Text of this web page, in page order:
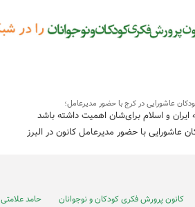
عاشورایی در کرج با حضور مدیرعامل؛
ایران و اسلام برای‌شان اهمیت داشته باشد
عاشورایی با حضور مدیرعامل کانون در البرز
کانون پرورش فکری کودکان و نوجوانان حامد علامتی